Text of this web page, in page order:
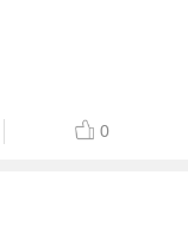
0